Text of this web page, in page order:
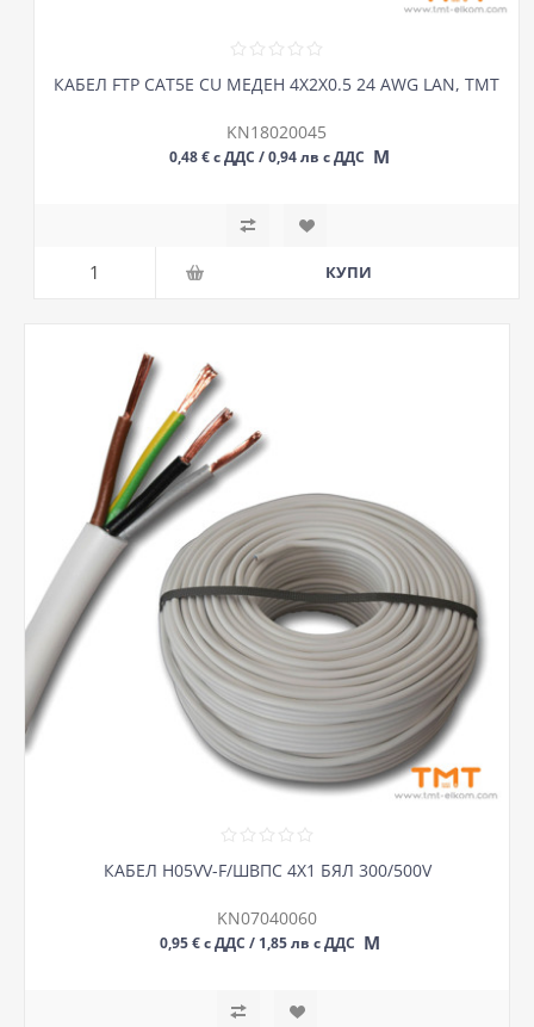
КАБЕЛ FTP CAT5E CU МЕДЕН 4Х2Х0.5 24 AWG LAN, ТМТ
KN18020045
0,48 € с ДДС / 0,94 лв с ДДС М
КАБЕЛ H05VV-F/ШВПС 4Х1 БЯЛ 300/500V
KN07040060
0,95 € с ДДС / 1,85 лв с ДДС М